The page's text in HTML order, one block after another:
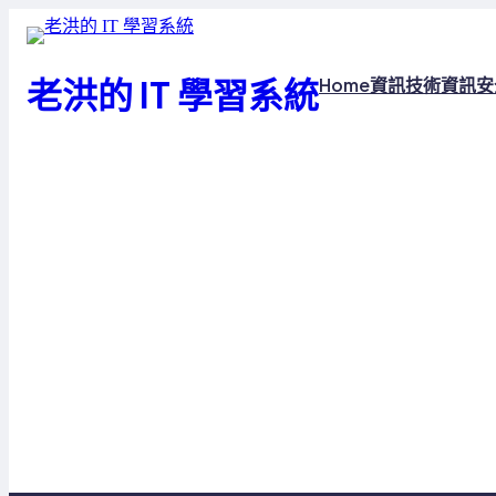
老洪的 IT 學習系統Home資訊技術資訊